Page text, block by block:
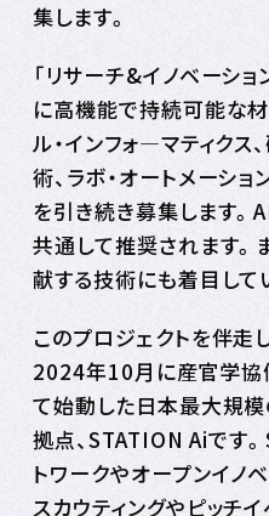
集します。
「リサーチ&イノベーシ
に高機能で持続可能な
ル・インフォ―マティク
術、ラボ・オートメーシ
を引き続き募集します
共通して推奨されます。
献する技術にも着目して
このプロジェクトを伴走
2024年10月に産官学協
て始動した日本最大規模
拠点、STATION Aiです
トワークやオープンイノ
スカウティングやピッチ